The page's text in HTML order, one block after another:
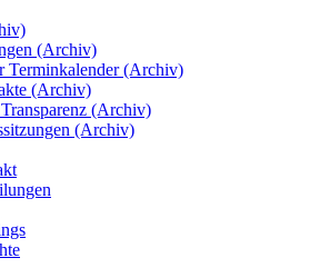
(Archiv)
Terminkalender (Archiv)
(Archiv)
(Archiv)
(Archiv)